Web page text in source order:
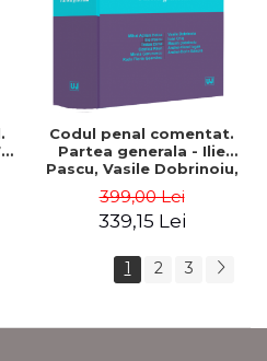
Codul penal comentat.
Partea generala - Ilie
Pascu, Vasile Dobrinoiu,
Hotca
399,00 Lei
339,15 Lei
1 2 3